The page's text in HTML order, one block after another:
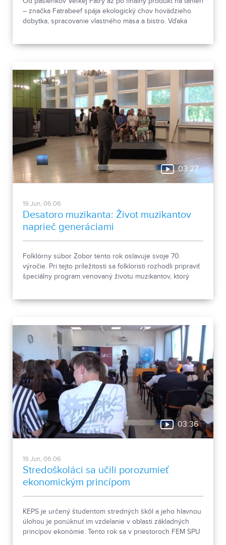
– značka Fatrabeef spája ekologický chov hovädzieho
dobytka, spracovanie vlastného mäsa a bistro. Vďaka
03:27
19.Jun, 06:06
Desatoro muzikanta: Život muzikantov
naprieč generáciami
Folklórny súbor Zobor tento rok oslavuje svoje 70.
výročie. Pri tejto príležitosti sa folkloristi rozhodli pripraviť
špeciálny program venovaný životu muzikantov, ktorý
03:36
19.Jun, 06:06
Stredoškoláci sa učili porozumieť
ekonomickým princípom
KEPS je určený študentom stredných škôl a jeho hlavnou
úlohou je ponúknuť im vzdelanie v oblasti základných
princípov ekonómie. Tento rok sa v priestoroch FEM SPU